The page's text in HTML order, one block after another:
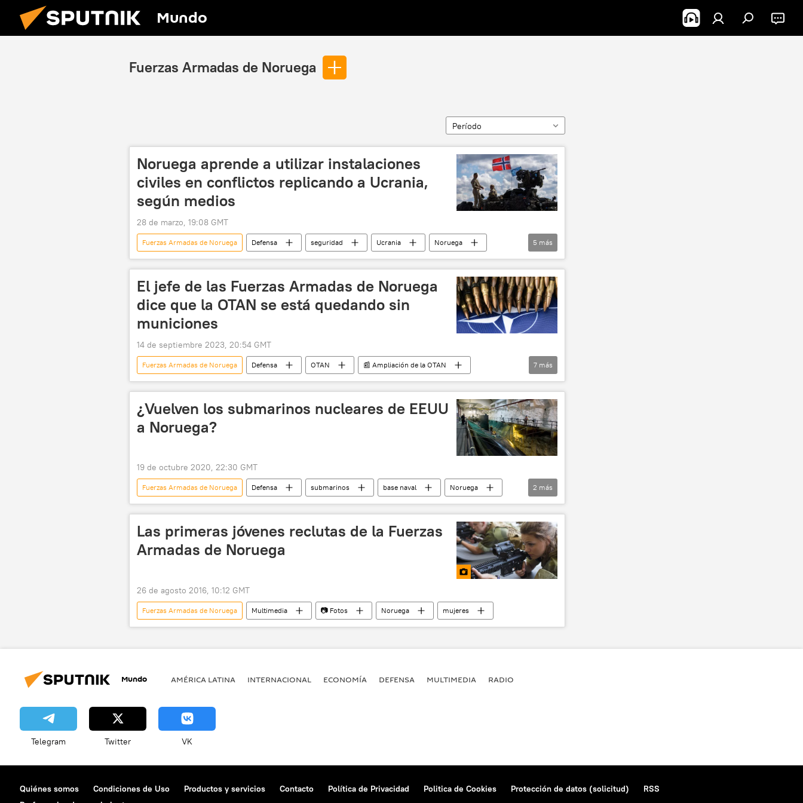
Mundo
Fuerzas Armadas de Noruega
Período
Noruega aprende a utilizar instalaciones
civiles en conflictos replicando a Ucrania,
según medios
28 de marzo, 19:08 GMT
Fuerzas Armadas de Noruega Defensa seguridad Ucrania
Noruega
Moscú
Ejército de Ucrania OTAN Rusia 🌍 Europa
5 más
El jefe de las Fuerzas Armadas de Noruega
dice que la OTAN se está quedando sin
municiones
14 de septiembre 2023, 20:54 GMT
Fuerzas Armadas de Noruega Defensa OTAN
📰 Ampliación de la OTAN
Noruega
Suecia Serguéi Lavrov Ucrania
municiones en racimo
7 más
¿Vuelven los submarinos nucleares de EEUU
a Noruega?
19 de octubre 2020, 22:30 GMT
Fuerzas Armadas de Noruega Defensa submarinos base naval
Noruega
Armada de EEUU
noticias
2 más
Las primeras jóvenes reclutas de la Fuerzas
Armadas de Noruega
26 de agosto 2016, 10:12 GMT
Fuerzas Armadas de Noruega Multimedia 📷 Fotos Noruega mujeres
Mundo AMÉRICA LATINA INTERNACIONAL ECONOMÍA DEFENSA MULTIMEDIA RADIO
Telegram Twitter VK
Quiénes somos Condiciones de Uso Productos y servicios Contacto Política de Privacidad Politica de Cookies Protección de datos (solicitud)
RSS